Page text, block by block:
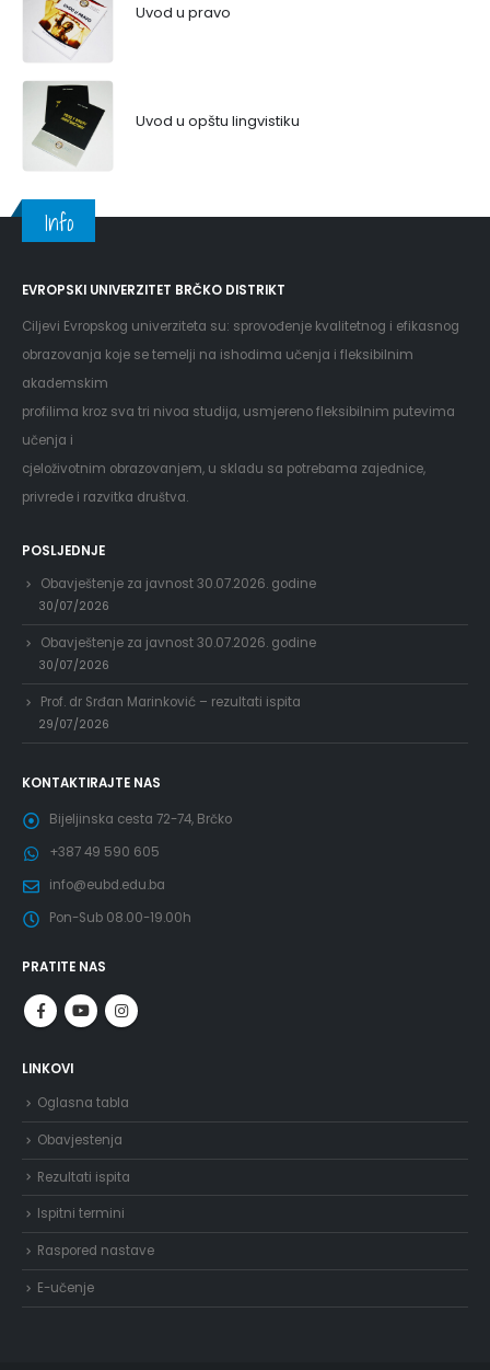
Uvod u pravo
Uvod u opštu lingvistiku
Info
EVROPSKI UNIVERZITET BRČKO DISTRIKT
Ciljevi Evropskog univerziteta su: sprovođenje kvalitetnog i efikasnog
obrazovanja koje se temelji na ishodima učenja i fleksibilnim
akademskim
profilima kroz sva tri nivoa studija, usmjereno fleksibilnim putevima
učenja i
cjeloživotnim obrazovanjem, u skladu sa potrebama zajednice,
privrede i razvitka društva.
POSLJEDNJE
Obavještenje za javnost 30.07.2026. godine
30/07/2026
Obavještenje za javnost 30.07.2026. godine
30/07/2026
Prof. dr Srđan Marinković – rezultati ispita
29/07/2026
KONTAKTIRAJTE NAS
Bijeljinska cesta 72-74, Brčko
+387 49 590 605
info@eubd.edu.ba
Pon-Sub 08.00-19.00h
PRATITE NAS
LINKOVI
Oglasna tabla
Obavjestenja
Rezultati ispita
Ispitni termini
Raspored nastave
E-učenje